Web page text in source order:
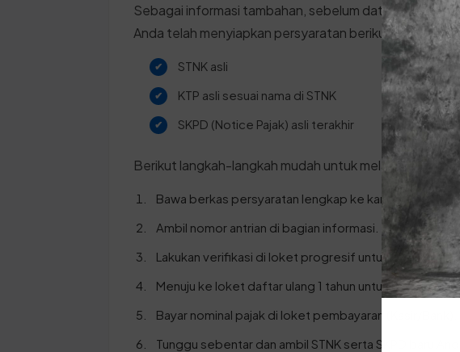
Sebagai informasi tambahan, sebelum datang ke
Anda telah menyiapkan persyaratan berikut:
STNK asli
KTP asli sesuai nama di STNK
SKPD (Notice Pajak) asli terakhir
Berikut langkah-langkah mudah untuk melakukan
Bawa berkas persyaratan lengkap ke kantor SAMSAT
Ambil nomor antrian di bagian informasi.
Lakukan verifikasi di loket progresif untuk
Menuju ke loket daftar ulang 1 tahun untuk
Bayar nominal pajak di loket pembayaran (Kasir/Bank).
Tunggu sebentar dan ambil STNK serta SKPD baru